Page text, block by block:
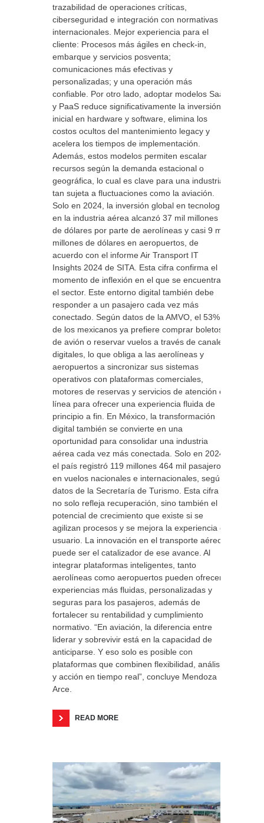
trazabilidad de operaciones críticas,
ciberseguridad e integración con normativas
internacionales. Mejor experiencia para el
cliente: Procesos más ágiles en check-in,
embarque y servicios posventa;
comunicaciones más efectivas y
personalizadas; y una operación más
confiable. Por otro lado, adoptar modelos SaaS
y PaaS reduce significativamente la inversión
inicial en hardware y software, elimina los
costos ocultos del mantenimiento legacy y
acelera los tiempos de implementación.
Además, estos modelos permiten escalar
recursos según la demanda estacional o
geográfica, lo cual es clave para una industria
tan sujeta a fluctuaciones como la aviación.
Solo en 2024, la inversión global en tecnología
en la industria aérea alcanzó 37 mil millones
de dólares por parte de aerolíneas y casi 9 mil
millones de dólares en aeropuertos, de
acuerdo con el informe Air Transport IT
Insights 2024 de SITA. Esta cifra confirma el
momento de inflexión en el que se encuentra
el sector. Este entorno digital también debe
responder a un pasajero cada vez más
conectado. Según datos de la AMVO, el 53%
de los mexicanos ya prefiere comprar boletos
de avión o reservar vuelos a través de canales
digitales, lo que obliga a las aerolíneas y
aeropuertos a sincronizar sus sistemas
operativos con plataformas comerciales,
motores de reservas y servicios de atención en
línea para ofrecer una experiencia fluida de
principio a fin. En México, la transformación
digital también se convierte en una
oportunidad para consolidar una industria
aérea cada vez más conectada. Solo en 2024,
el país registró 119 millones 464 mil pasajeros
en vuelos nacionales e internacionales, según
datos de la Secretaría de Turismo. Esta cifra
no solo refleja recuperación, sino también el
potencial de crecimiento que existe si se
agilizan procesos y se mejora la experiencia de
usuario. La innovación en el transporte aéreo
puede ser el catalizador de ese avance. Al
integrar plataformas inteligentes, tanto
aerolíneas como aeropuertos pueden ofrecer
experiencias más fluidas, personalizadas y
seguras para los pasajeros, además de
fortalecer su rentabilidad y cumplimiento
normativo. “En aviación, la diferencia entre
liderar y sobrevivir está en la capacidad de
anticiparse. Y eso solo es posible con
plataformas que combinen flexibilidad, análisis
y acción en tiempo real”, concluye Mendoza
Arce.
READ MORE